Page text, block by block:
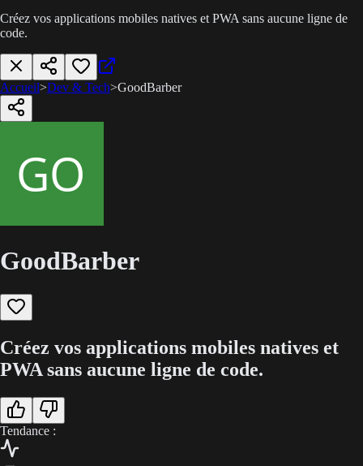
Créez vos applications mobiles natives et PWA sans aucune ligne de
code.
Accueil>Dev & Tech>GoodBarber
GoodBarber
Créez vos applications mobiles natives et
PWA sans aucune ligne de code.
Tendance :